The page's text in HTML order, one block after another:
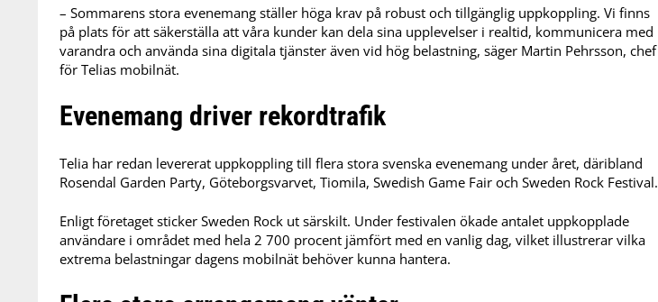
– Sommarens stora evenemang ställer höga krav på robust och tillgänglig uppkoppling. Vi finns
på plats för att säkerställa att våra kunder kan dela sina upplevelser i realtid, kommunicera med
varandra och använda sina digitala tjänster även vid hög belastning, säger Martin Pehrsson, chef
för Telias mobilnät.
Evenemang driver rekordtrafik
Telia har redan levererat uppkoppling till flera stora svenska evenemang under året, däribland
Rosendal Garden Party, Göteborgsvarvet, Tiomila, Swedish Game Fair och Sweden Rock Festival.
Enligt företaget sticker Sweden Rock ut särskilt. Under festivalen ökade antalet uppkopplade
användare i området med hela 2 700 procent jämfört med en vanlig dag, vilket illustrerar vilka
extrema belastningar dagens mobilnät behöver kunna hantera.